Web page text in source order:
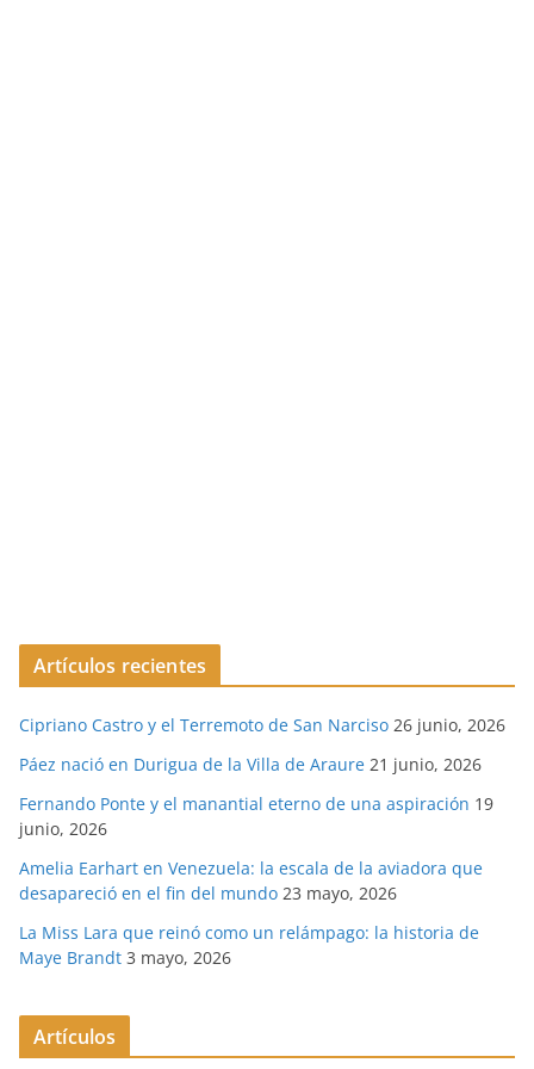
Artículos recientes
Cipriano Castro y el Terremoto de San Narciso 26 junio, 2026
Páez nació en Durigua de la Villa de Araure 21 junio, 2026
Fernando Ponte y el manantial eterno de una aspiración 19
junio, 2026
Amelia Earhart en Venezuela: la escala de la aviadora que
desapareció en el fin del mundo 23 mayo, 2026
La Miss Lara que reinó como un relámpago: la historia de
Maye Brandt 3 mayo, 2026
Artículos